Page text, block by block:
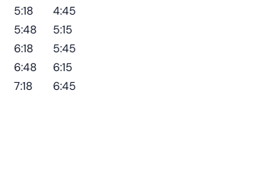
5:18
4:45
5:48
5:15
6:18
5:45
6:48
6:15
7:18 6:45